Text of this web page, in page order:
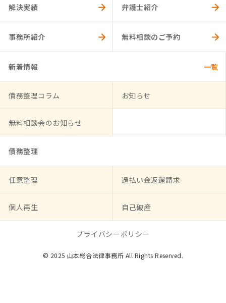
解決実績 弁護士紹介
事務所紹介 無料相談のご予約
新着情報
債務整理コラム お知らせ
無料相談会のお知らせ
債務整理
任意整理 過払い金返還請求
個人再生 自己破産
プライバシーポリシー
© 2025 山本総合法律事務所 All Rights Reserved.